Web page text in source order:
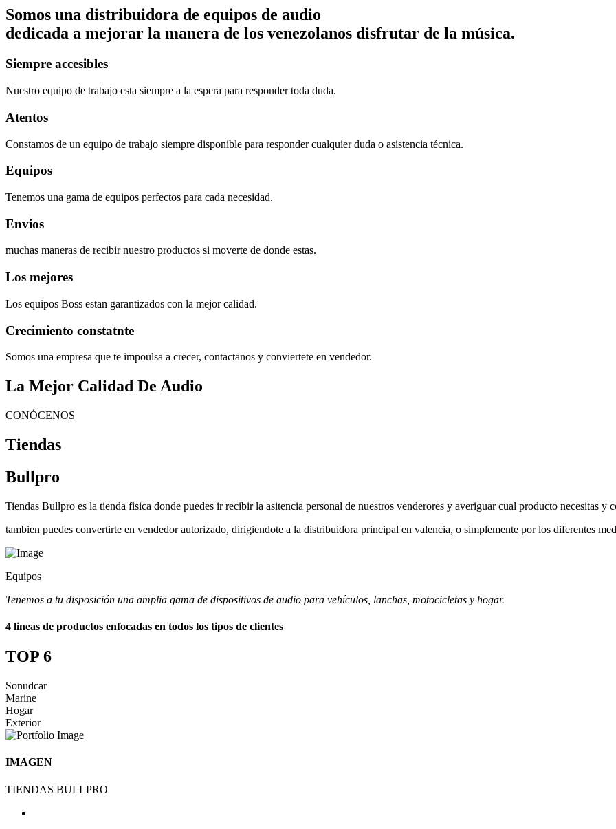
Somos una distribuidora de equipos de audio
dedicada a mejorar la manera de los venezolanos disfrutar de la música.
Siempre accesibles
Nuestro equipo de trabajo esta siempre a la espera para responder toda duda.
Atentos
Constamos de un equipo de trabajo siempre disponible para responder cualquier duda o asistencia técnica.
Equipos
Tenemos una gama de equipos perfectos para cada necesidad.
Envios
muchas maneras de recibir nuestro productos si moverte de donde estas.
Los mejores
Los equipos Boss estan garantizados con la mejor calidad.
Crecimiento constatnte
Somos una empresa que te impoulsa a crecer, contactanos y conviertete en vendedor.
La Mejor Calidad De Audio
CONÓCENOS
Tiendas
Bullpro
Tiendas Bullpro es la tienda fìsica donde puedes ir recibir la asitencia personal de nuestros venderores y averiguar cual producto necesitas y
tambien puedes convertirte en vendedor autorizado, dirigiendote a la distribuidora principal en valencia, o simplemente por los diferentes
Equipos
Tenemos a tu disposición una amplia gama de dispositivos de audio para vehículos, lanchas, motocicletas y hogar.
4 lineas de productos enfocadas en todos los tipos de clientes
TOP 6
Sonudcar
Marine
Hogar
Exterior
IMAGEN
TIENDAS BULLPRO